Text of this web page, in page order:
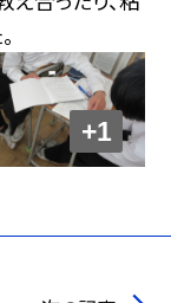
+1